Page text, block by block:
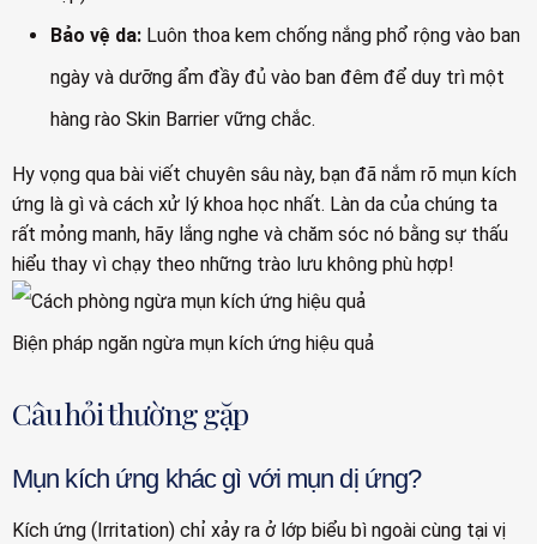
Bảo vệ da: Luôn thoa kem chống nắng phổ rộng vào ban
ngày và dưỡng ẩm đầy đủ vào ban đêm để duy trì một
hàng rào Skin Barrier vững chắc.
Hy vọng qua bài viết chuyên sâu này, bạn đã nắm rõ mụn kích
ứng là gì và cách xử lý khoa học nhất. Làn da của chúng ta
rất mỏng manh, hãy lắng nghe và chăm sóc nó bằng sự thấu
hiểu thay vì chạy theo những trào lưu không phù hợp!
Biện pháp ngăn ngừa mụn kích ứng hiệu quả
Câu hỏi thường gặp
Mụn kích ứng khác gì với mụn dị ứng?
Kích ứng (Irritation) chỉ xảy ra ở lớp biểu bì ngoài cùng tại vị